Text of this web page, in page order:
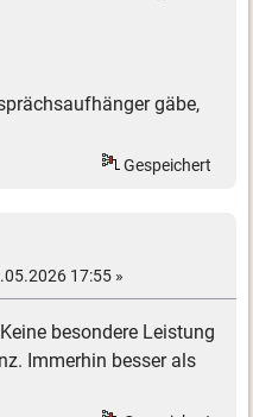
gäbe,
Gespeichert
17:55 »
besondere Leistung
Immerhin besser als